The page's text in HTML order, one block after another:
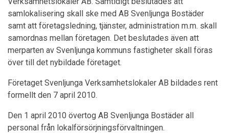
samlokalisering skall ske med AB Svenljunga Bostäder
samt att företagsledning, tjänster, administration m.m. skall
samordnas mellan företagen. Det beslutades även att
merparten av Svenljunga kommuns fastigheter skall föras
över till det nybildade företaget.
Företaget Svenljunga Verksamhetslokaler AB bildades rent
formellt den 7 april 2010.
Den 1 april 2010 övertog AB Svenljunga Bostäder all
personal från lokalförsörjningsförvaltningen.